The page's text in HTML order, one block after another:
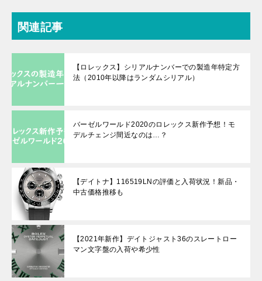
関連記事
【ロレックス】シリアルナンバーでの製造年特定方
法（2010年以降はランダムシリアル）
バーゼルワールド2020のロレックス新作予想！モ
デルチェンジ間近なのは…？
【デイトナ】116519LNの評価と入荷状況！新品・
中古価格推移も
【2021年新作】デイトジャスト36のスレートロー
マン文字盤の入荷や希少性